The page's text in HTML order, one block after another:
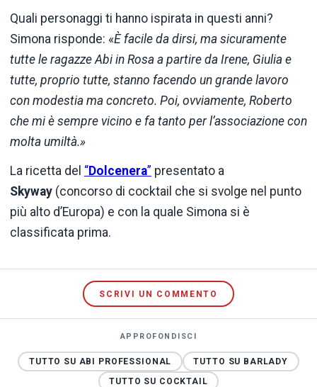
Quali personaggi ti hanno ispirata in questi anni?
Simona risponde: «È facile da dirsi, ma sicuramente
tutte le ragazze Abi in Rosa a partire da Irene, Giulia e
tutte, proprio tutte, stanno facendo un grande lavoro
con modestia ma concreto. Poi, ovviamente, Roberto
che mi è sempre vicino e fa tanto per l’associazione con
molta umiltà.»
La ricetta del “Dolcenera” presentato a
Skyway (concorso di cocktail che si svolge nel punto
più alto d’Europa) e con la quale Simona si è
classificata prima.
SCRIVI UN COMMENTO
APPROFONDISCI
TUTTO SU ABI PROFESSIONAL
TUTTO SU BARLADY
TUTTO SU COCKTAIL